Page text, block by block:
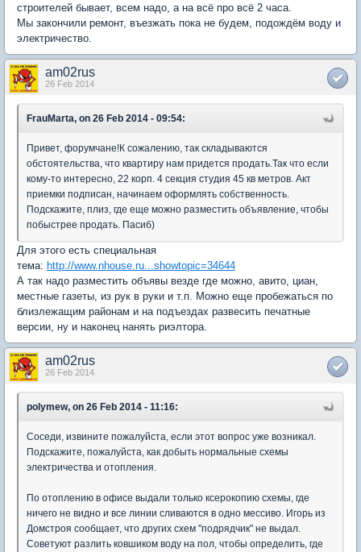
строителей бывает, всем надо, а на всё про всё 2 часа.
Мы закончили ремонт, въезжать пока не будем, подождём воду и
электричество.
am02rus
26 Feb 2014
FrauMarta, on 26 Feb 2014 - 09:54:
Привет, форумчане!К сожалению, так складываются
обстоятельства, что квартиру нам придется продать.Так что если
кому-то интересно, 22 корп. 4 секция студия 45 кв метров. Акт
приемки подписан, начинаем оформлять собственность.
Подскажите, плиз, где еще можно разместить объявление, чтобы
побыстрее продать. Пасиб)
Для этого есть специальная
тема: http://www.nhouse.ru...showtopic=34644
А так надо разместить объявы везде где можно, авито, циан,
местные газеты, из рук в руки и т.п. Можно еще пробежаться по
близлежащим районам и на подъездах развесить печатные
версии, ну и наконец нанять риэлтора.
am02rus
26 Feb 2014
polymew, on 26 Feb 2014 - 11:16:
Соседи, извините пожалуйста, если этот вопрос уже возникал.
Подскажите, пожалуйста, как добыть нормальные схемы
электричества и отопления.
По отоплению в офисе выдали только ксерокопию схемы, где
ничего не видно и все линии сливаются в одно мессиво. Игорь из
Домстроя сообщает, что других схем "подрядчик" не выдал.
Советуют разлить ковшиком воду на пол, чтобы определить, где